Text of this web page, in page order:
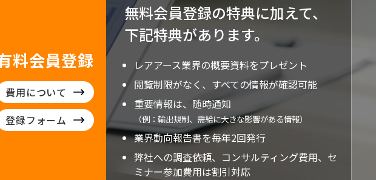
料会員登録
費用について
登録フォーム
無料会員登録の特典に加えて、
下記特典があります。
レアアース業界の概要資料をプレゼント
閲覧制限がなく、すべての情報が確認可能
重要情報は、随時通知
（例：輸出規制、需給に大きな影響がある情報）
業界動向報告書を毎年2回発行
弊社への調査依頼、コンサルティング費用、セ
ミナー参加費用は割引対応